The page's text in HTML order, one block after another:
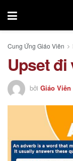
Cung Ứng Giáo Viên
Upset
bởi Giáo Viên